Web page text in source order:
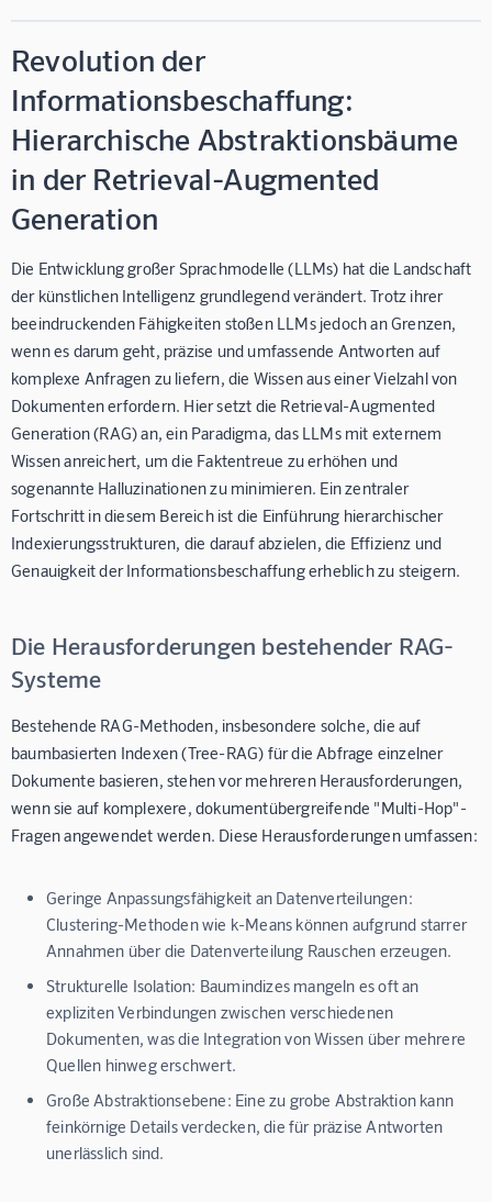
Revolution der
Informationsbeschaffung:
Hierarchische Abstraktionsbäume
in der Retrieval-Augmented
Generation
Die Entwicklung großer Sprachmodelle (LLMs) hat die Landschaft
der künstlichen Intelligenz grundlegend verändert. Trotz ihrer
beeindruckenden Fähigkeiten stoßen LLMs jedoch an Grenzen,
wenn es darum geht, präzise und umfassende Antworten auf
komplexe Anfragen zu liefern, die Wissen aus einer Vielzahl von
Dokumenten erfordern. Hier setzt die Retrieval-Augmented
Generation (RAG) an, ein Paradigma, das LLMs mit externem
Wissen anreichert, um die Faktentreue zu erhöhen und
sogenannte Halluzinationen zu minimieren. Ein zentraler
Fortschritt in diesem Bereich ist die Einführung hierarchischer
Indexierungsstrukturen, die darauf abzielen, die Effizienz und
Genauigkeit der Informationsbeschaffung erheblich zu steigern.
Die Herausforderungen bestehender RAG-
Systeme
Bestehende RAG-Methoden, insbesondere solche, die auf
baumbasierten Indexen (Tree-RAG) für die Abfrage einzelner
Dokumente basieren, stehen vor mehreren Herausforderungen,
wenn sie auf komplexere, dokumentübergreifende "Multi-Hop"-
Fragen angewendet werden. Diese Herausforderungen umfassen:
Geringe Anpassungsfähigkeit an Datenverteilungen:
Clustering-Methoden wie k-Means können aufgrund starrer
Annahmen über die Datenverteilung Rauschen erzeugen.
Strukturelle Isolation: Baumindizes mangeln es oft an
expliziten Verbindungen zwischen verschiedenen
Dokumenten, was die Integration von Wissen über mehrere
Quellen hinweg erschwert.
Große Abstraktionsebene: Eine zu grobe Abstraktion kann
feinkörnige Details verdecken, die für präzise Antworten
unerlässlich sind.